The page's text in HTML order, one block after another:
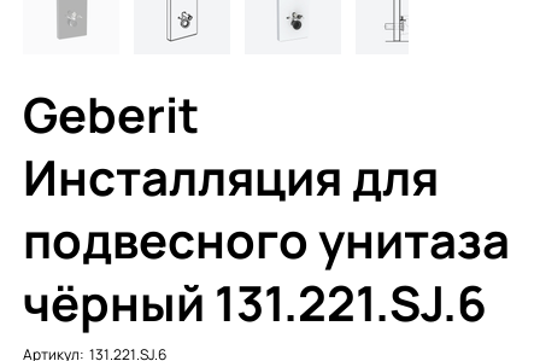
Geberit
Инсталляция для
подвесного унитаза
чёрный 131.221.SJ.6
Артикул: Артикул:
131.221.SJ.6